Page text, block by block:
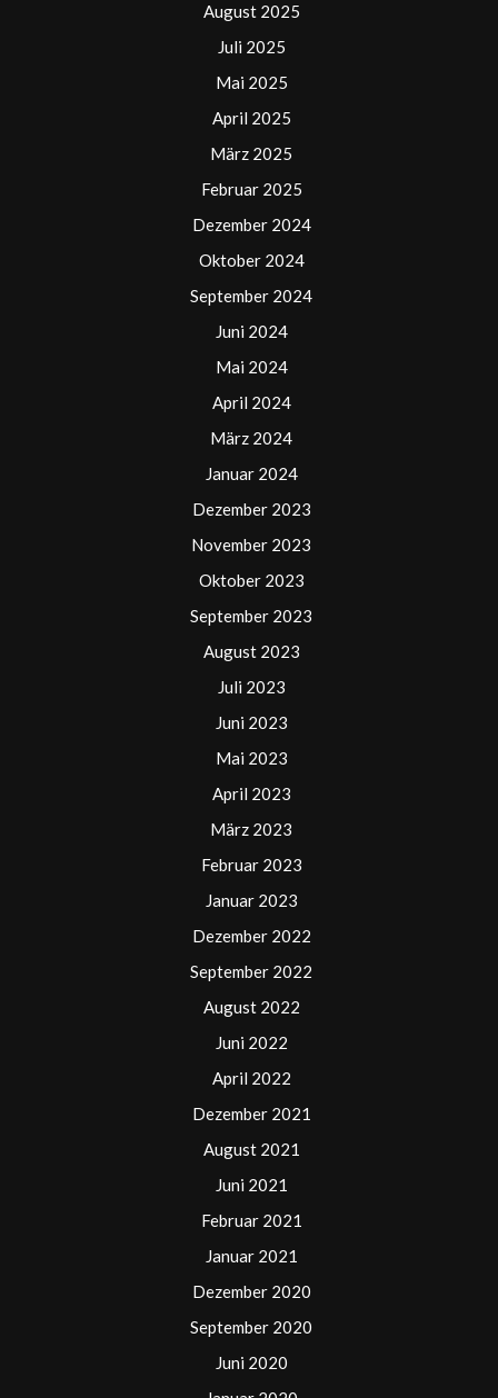
August 2025
Juli 2025
Mai 2025
April 2025
März 2025
Februar 2025
Dezember 2024
Oktober 2024
September 2024
Juni 2024
Mai 2024
April 2024
März 2024
Januar 2024
Dezember 2023
November 2023
Oktober 2023
September 2023
August 2023
Juli 2023
Juni 2023
Mai 2023
April 2023
März 2023
Februar 2023
Januar 2023
Dezember 2022
September 2022
August 2022
Juni 2022
April 2022
Dezember 2021
August 2021
Juni 2021
Februar 2021
Januar 2021
Dezember 2020
September 2020
Juni 2020